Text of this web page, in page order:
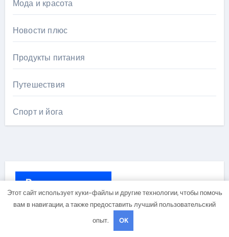
Мода и красота
Новости плюс
Продукты питания
Путешествия
Спорт и йога
Вы пропустили
Этот сайт использует куки-файлы и другие технологии, чтобы помочь
вам в навигации, а также предоставить лучший пользовательский
опыт.
OK